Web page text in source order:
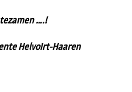
….!
Helvoirt-Haaren